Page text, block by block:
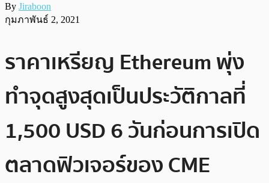
By Jiraboon
กุมภาพันธ์ 2, 2021
ราคาเหรียญ Ethereum พุ่ง
ทำจุดสูงสุดเป็นประวัติกาลที่
1,500 USD 6 วันก่อนการเปิด
ตลาดฟิวเจอร์ของ CME